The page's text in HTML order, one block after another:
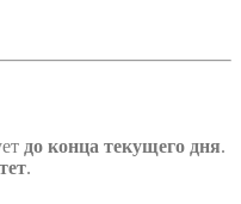
до конца текущего дня.
.